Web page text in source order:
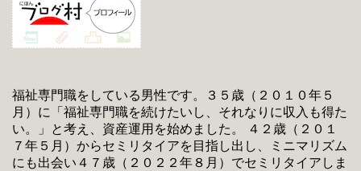
福祉専門職をしている男性です。３５歳（２０１０年５
月）に「福祉専門職を続けたいし、それなりに収入も得た
い。」と考え、資産運用を始めました。 ４２歳（２０１
７年５月）からセミリタイアを目指し出し、ミニマリズム
にも出会い４７歳（２０２２年８月）でセミリタイアしま